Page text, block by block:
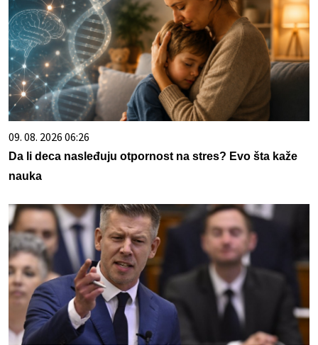
09. 08. 2026 06:26
Da li deca nasleđuju otpornost na stres? Evo šta kaže
nauka